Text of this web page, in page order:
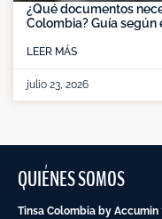
¿Qué documentos
Colombia? Guía
LEER MÁS
julio 23, 2026
QUIÉNES SOMOS
Tinsa Colombia by Accumin